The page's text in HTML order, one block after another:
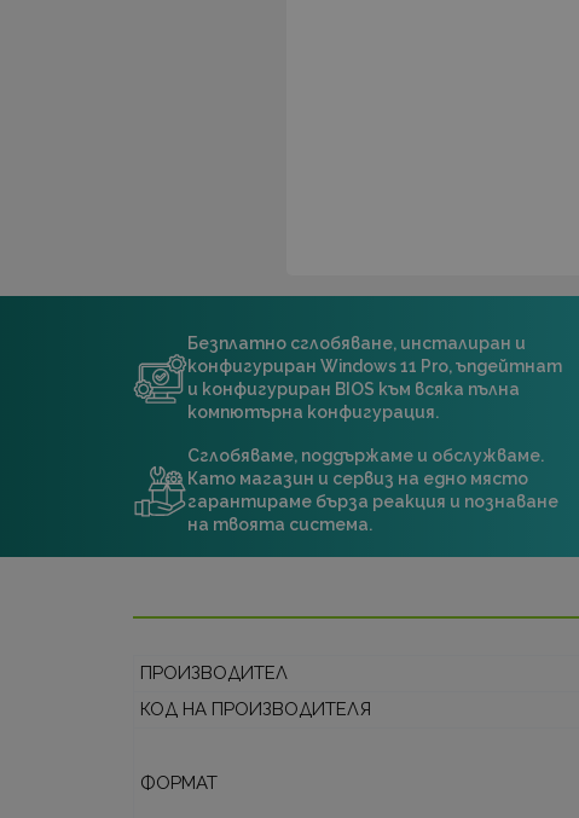
Безплатно сглобяване, инсталиран и
конфигуриран Windows 11 Pro, ъпдейтнат
и конфигуриран BIOS към всяка пълна
компютърна конфигурация.
Сглобяваме, поддържаме и обслужваме.
Като магазин и сервиз на едно място
гарантираме бърза реакция и познаване
на твоята система.
ПРОИЗВОДИТЕЛ
КОД НА ПРОИЗВОДИТЕЛЯ
ФОРМАТ